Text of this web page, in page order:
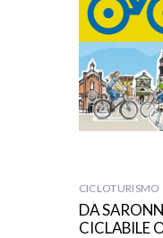
CICLOTURISMO
DA
CICLABILE